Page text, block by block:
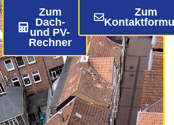
Zum
Dach-
und PV-
Rechner
Zum